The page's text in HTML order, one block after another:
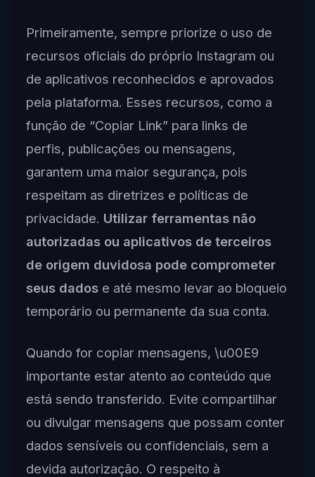
Primeiramente, sempre priorize o uso de
recursos oficiais do próprio Instagram ou
de aplicativos reconhecidos e aprovados
pela plataforma. Esses recursos, como a
função de “Copiar Link” para links de
perfis, publicações ou mensagens,
garantem uma maior segurança, pois
respeitam as diretrizes e políticas de
privacidade. Utilizar ferramentas não
autorizadas ou aplicativos de terceiros
de origem duvidosa pode comprometer
seus dadose até mesmo levar ao bloqueio
temporário ou permanente da sua conta.
Quando for copiar mensagens, \u00E9
importante estar atento ao conteúdo que
está sendo transferido. Evite compartilhar
ou divulgar mensagens que possam conter
dados sensíveis ou confidenciais, sem a
devida autorização. O respeito à